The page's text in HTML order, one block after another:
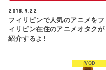
2018.9.22
フィリピンで人気のアニメをフ
ィリピン在住のアニメオタクが
紹介するよ!
VOD